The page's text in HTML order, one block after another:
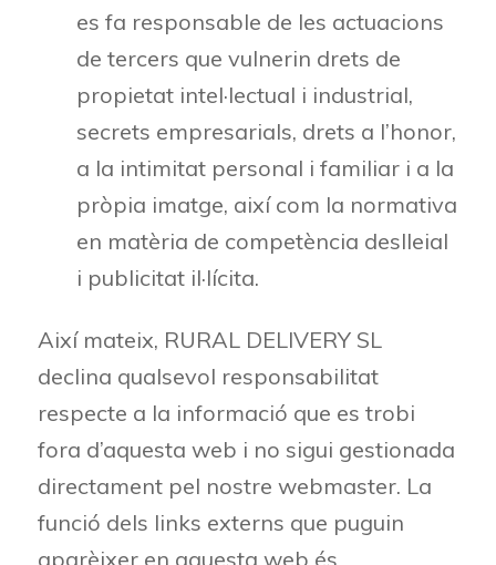
es fa responsable de les actuacions
de tercers que vulnerin drets de
propietat intel·lectual i industrial,
secrets empresarials, drets a l’honor,
a la intimitat personal i familiar i a la
pròpia imatge, així com la normativa
en matèria de competència deslleial
i publicitat il·lícita.
Així mateix, RURAL DELIVERY SL
declina qualsevol responsabilitat
respecte a la informació que es trobi
fora d’aquesta web i no sigui gestionada
directament pel nostre webmaster. La
funció dels links externs que puguin
aparèixer en aquesta web és